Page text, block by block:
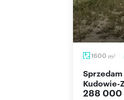
1600 m2
Sprzedam działkę inwestycyjną 1600 m² w
Kudowie-
288 000